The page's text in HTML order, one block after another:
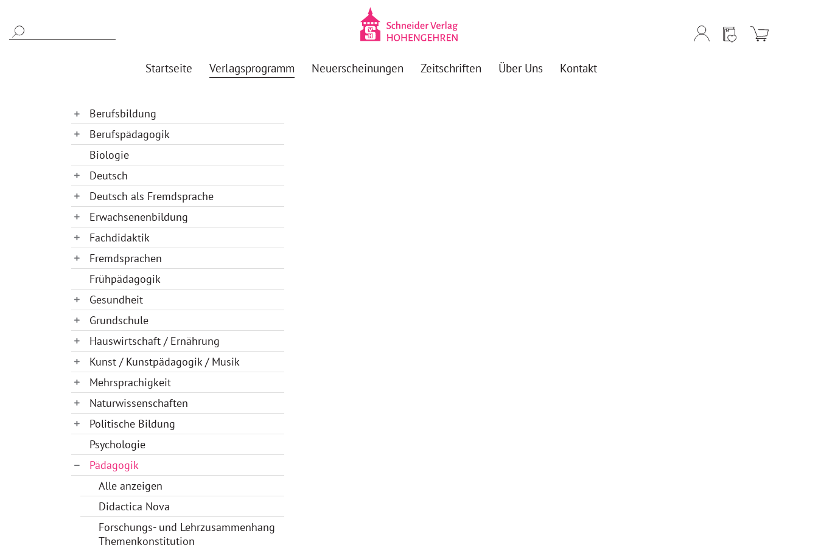
Startseite Verlagsprogramm Neuerscheinungen Zeitschriften Über Uns Kontakt
Berufsbildung
Berufspädagogik
Biologie
Deutsch
Deutsch als Fremdsprache
Erwachsenenbildung
Fachdidaktik
Fremdsprachen
Frühpädagogik
Gesundheit
Grundschule
Hauswirtschaft / Ernährung
Kunst / Kunstpädagogik / Musik
Mehrsprachigkeit
Naturwissenschaften
Politische Bildung
Psychologie
Pädagogik
Alle anzeigen
Didactica Nova
Forschungs- und Lehrzusammenhang
Themenkonstitution